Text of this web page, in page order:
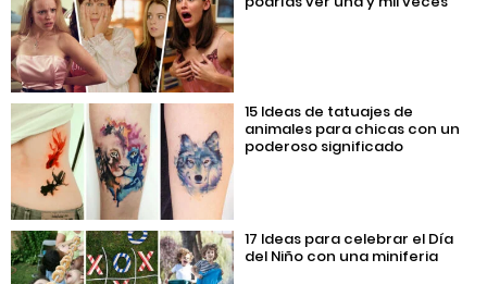
15 Ideas de tatuajes de
animales para chicas con un
poderoso significado
17 Ideas para celebrar el Día
del Niño con una miniferia